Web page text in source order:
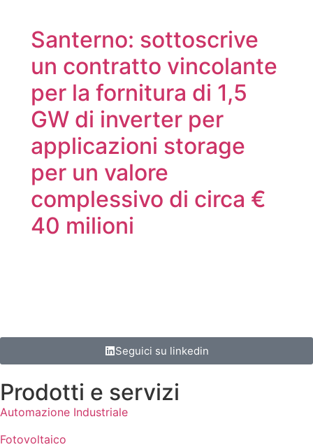
Santerno: sottoscrive
un contratto vincolante
per la fornitura di 1,5
GW di inverter per
applicazioni storage
per un valore
complessivo di circa €
40 milioni
Seguici su linkedin
Prodotti e servizi
Automazione Industriale
Fotovoltaico